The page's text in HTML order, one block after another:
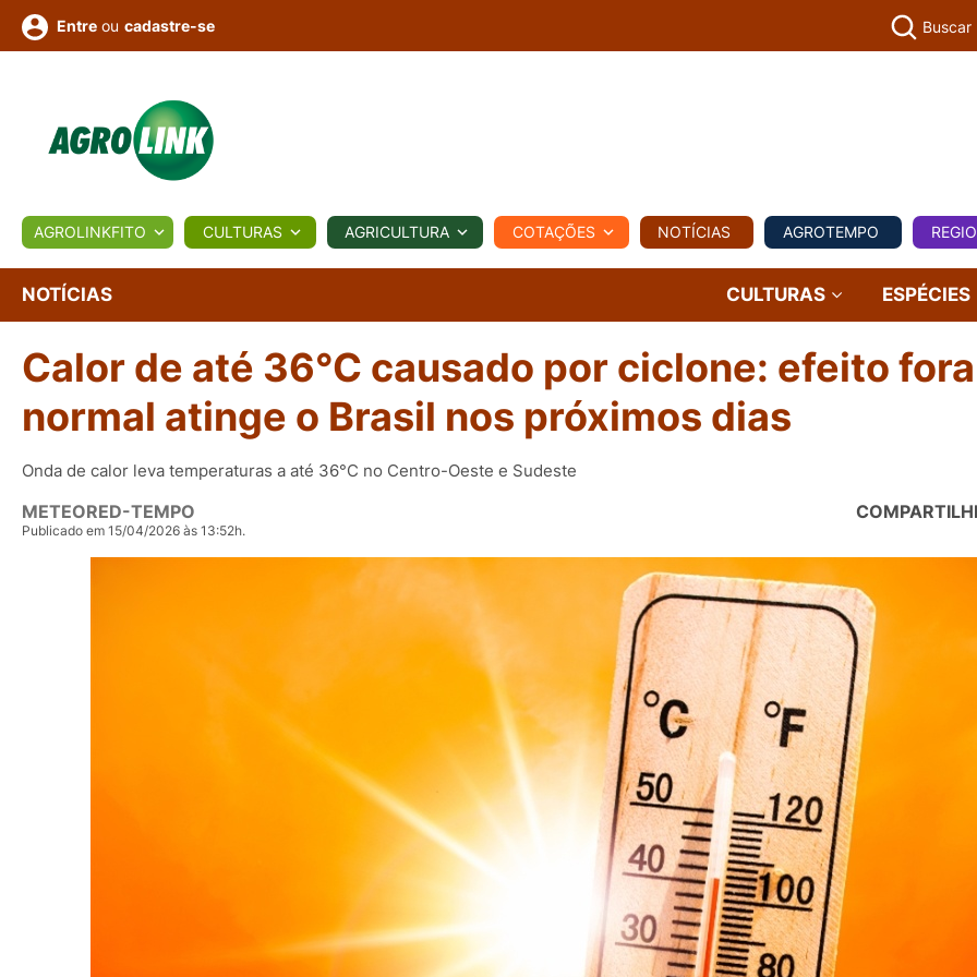
BIOLÓGICOS COTAÇÕES NOTÍCIAS AGROTEMPO REGIONAL COMERCIAL AGROVIAGENS
Conversor Colunistas Eventos
Fotos
e
Vídeos
Entre ou cadastre-se Buscar
AGROLINKFITO CULTURAS AGRICULTURA COTAÇÕES NOTÍCIAS AGROTEMPO
NOTÍCIAS CULTURAS ESPÉCIES
Calor de até 36°C causado por ciclone: efeito
normal atinge o Brasil nos próximos dias
Onda de calor leva temperaturas a até 36°C no Centro-Oeste e Sudeste
METEORED-TEMPO
Publicado em 15/04/2026 às 13:52h.